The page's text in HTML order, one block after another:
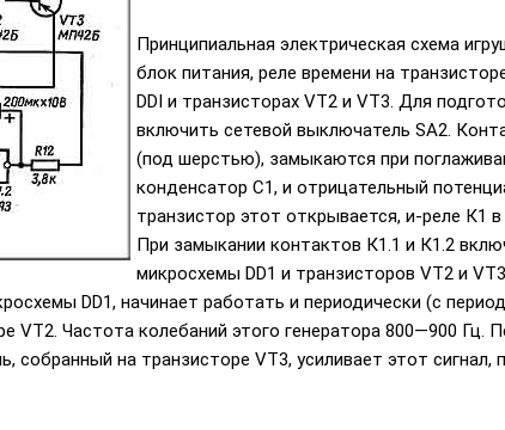
Принципиальная электрическая схема
блок питания, реле времени на
DDI и транзисторах VT2 и VT3. Для
включить сетевой выключатель SA2.
(под шерстью), замыкаются при
конденсатор С1, и отрицательный
транзистор этот открывается, и-реле К1
При замыкании контактов К1.1 и К1.2
микросхемы DD1 и транзисторов VT2 и
DD1, начинает работать и периодически (с
VT2. Частота колебаний этого генератора 800—900 Гц.
собранный на транзисторе VT3, усиливает этот сигнал,